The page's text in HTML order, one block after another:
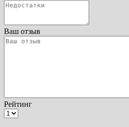
Ваш отзыв
Рейтинг